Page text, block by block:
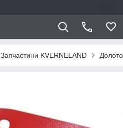
Запчастини KVERNELAND